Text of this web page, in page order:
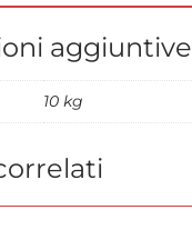
aggiuntive
10 kg